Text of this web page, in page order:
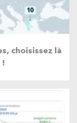
choisissez là
!